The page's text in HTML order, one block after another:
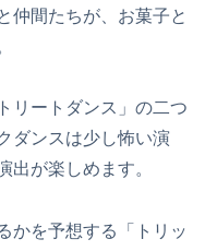
仲間たちが、お菓子と
リートダンス」の二つ
ダンスは少し怖い演
出が楽しめます。
かを予想する「トリッ